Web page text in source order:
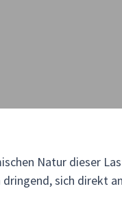
Natur dieser
sich direkt